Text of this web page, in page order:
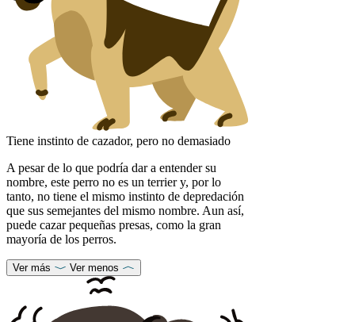
Tiene instinto de cazador, pero no demasiado
A pesar de lo que podría dar a entender su
nombre, este perro no es un terrier y, por lo
tanto, no tiene el mismo instinto de depredación
que sus semejantes del mismo nombre. Aun así,
puede cazar pequeñas presas, como la gran
mayoría de los perros.
Ver más Ver menos